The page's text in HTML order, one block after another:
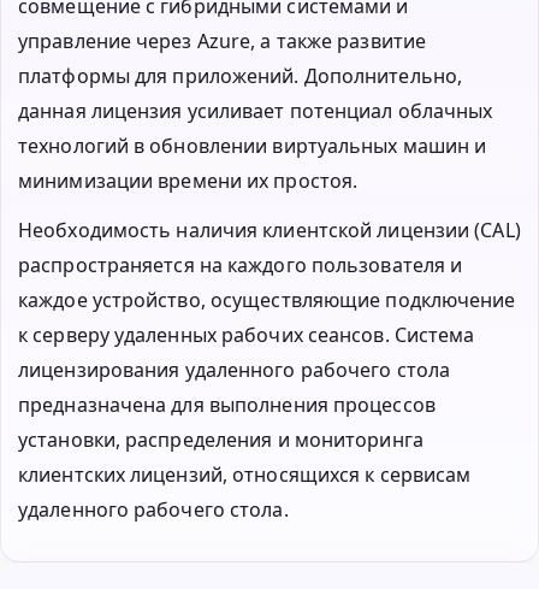
совмещение с гибридными системами и
управление через Azure, а также развитие
платформы для приложений. Дополнительно,
данная лицензия усиливает потенциал облачных
технологий в обновлении виртуальных машин и
минимизации времени их простоя.
Необходимость наличия клиентской лицензии (CAL)
распространяется на каждого пользователя и
каждое устройство, осуществляющие подключение
к серверу удаленных рабочих сеансов. Система
лицензирования удаленного рабочего стола
предназначена для выполнения процессов
установки, распределения и мониторинга
клиентских лицензий, относящихся к сервисам
удаленного рабочего стола.